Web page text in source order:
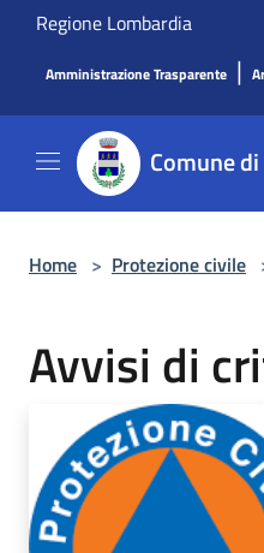
Salta al contenuto principale
Regione Lombardia
Amministrazione Trasparente |
Comune
Home > Protezione civile
Avvisi di